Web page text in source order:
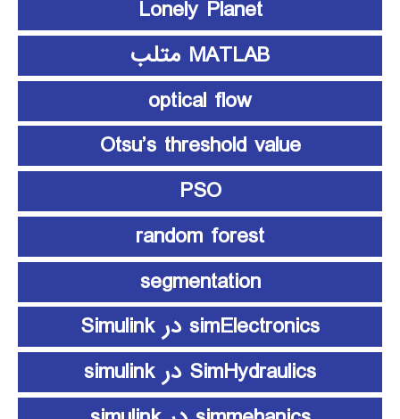
Lonely Planet
MATLAB متلب
optical flow
Otsu’s threshold value
PSO
random forest
segmentation
simElectronics در Simulink
SimHydraulics در simulink